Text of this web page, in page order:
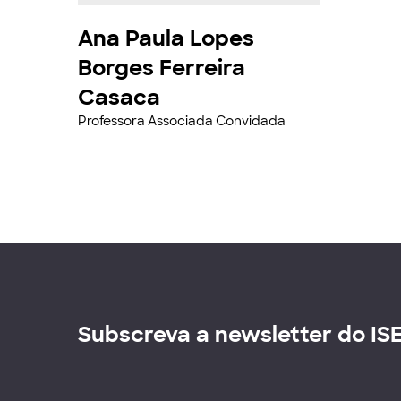
Ana Paula Lopes
Borges Ferreira
Casaca
Professora Associada Convidada
Subscreva a newsletter do